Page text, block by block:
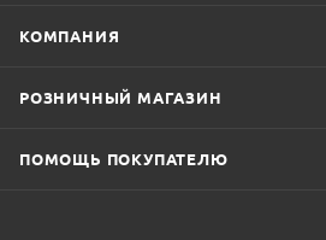
КОМПАНИЯ
РОЗНИЧНЫЙ МАГАЗИН
ПОМОЩЬ ПОКУПАТЕЛЮ